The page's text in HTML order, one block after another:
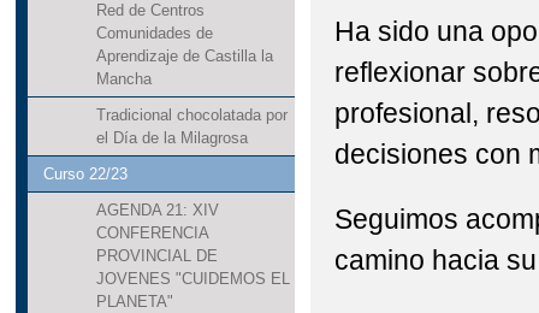
Red de Centros
Comunidades de
Aprendizaje de Castilla la
Mancha
Tradicional chocolatada por
el Día de la Milagrosa
Curso 22/23
AGENDA 21: XIV
CONFERENCIA
PROVINCIAL DE
JOVENES "CUIDEMOS EL
PLANETA"
Ha sido una
reflexionar
profesional,
decisiones con
Seguimos
camino hacia